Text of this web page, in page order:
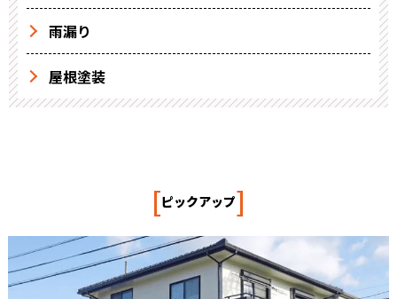
雨漏り
屋根塗装
[ピックアップ]